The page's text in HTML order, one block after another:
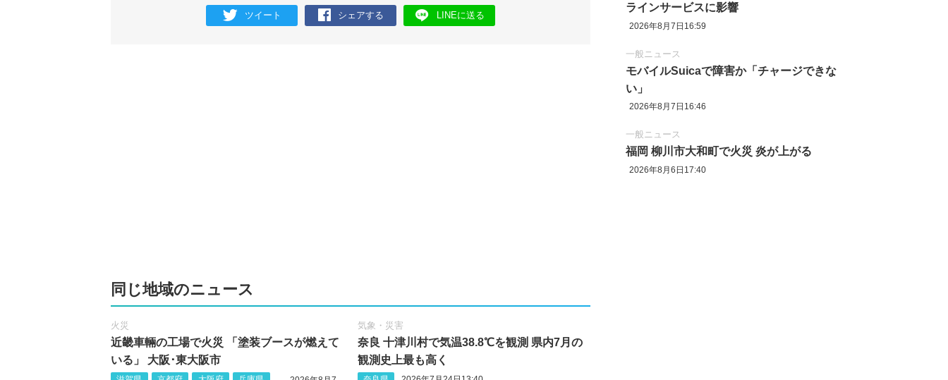
ツイート シェアする LINEに送る
同じ地域のニュース
火災
近畿車輛の工場で火災 「塗装ブースが燃えて
いる」 大阪･東大阪市
気象・災害
奈良 十津川村で気温38.8℃を観測 県内7月の
観測史上最も高く
ラインサービスに影響
2026年8月7日16:59
一般ニュース
モバイルSuicaで障害か「チャージできな
い」
2026年8月7日16:46
一般ニュース
福岡 柳川市大和町で火災 炎が上がる
2026年8月6日17:40